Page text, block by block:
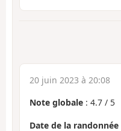
20 juin 2023 à 20:08
Note globale : 4.7 / 5
Date de la randonnée